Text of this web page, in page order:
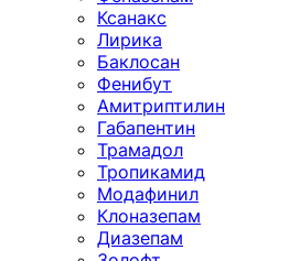
Ксанакс
Лирика
Баклосан
Фенибут
Амитриптилин
Габапентин
Трамадол
Тропикамид
Модафинил
Клоназепам
Диазепам